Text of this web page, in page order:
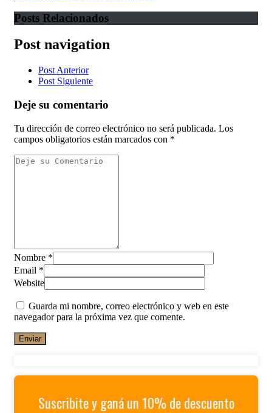
Posts Relacionados
Post navigation
Post Anterior
Post Siguiente
Deje su comentario
Tu dirección de correo electrónico no será publicada. Los
campos obligatorios están marcados con *
Nombre *
Email *
Website
Guarda mi nombre, correo electrónico y web en este
navegador para la próxima vez que comente.
Suscribite y ganá un 10% de descuento